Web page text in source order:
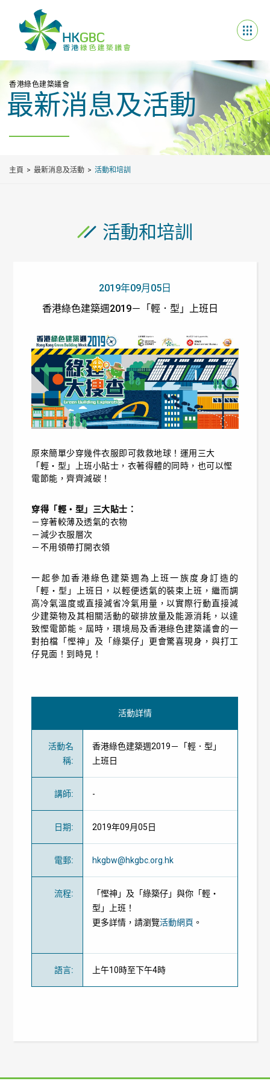
香港綠色建築議會
最新消息及活動
主頁 最新消息及活動 活動和培訓
活動和培訓
2019年09月05日
香港綠色建築週2019－「輕．型」上班日
原來簡單少穿幾件衣服即可救救地球！運用三大
「輕‧型」上班小貼士，衣著得體的同時，也可以慳
電節能，齊齊減碳！
穿得「輕‧型」三大貼士：
－穿著較薄及透氣的衣物
－減少衣服層次
－不用領帶打開衣領
一起參加香港綠色建築週為上班一族度身訂造的
「輕‧型」上班日，以輕便透氣的裝束上班，繼而調
高冷氣溫度或直接減省冷氣用量，以實際行動直接減
少建築物及其相關活動的碳排放量及能源消耗，以達
致慳電節能。屆時，環境局及香港綠色建築議會的一
對拍檔「慳神」及「綠築仔」更會驚喜現身，與打工
仔見面！到時見！
活動詳情
活動名
稱:
香港綠色建築週2019－「輕．型」
上班日
講師: -
日期: 2019年09月05日
電郵: hkgbw@hkgbc.org.hk
流程:
「慳神」及「綠築仔」與你「輕‧
型」上班！
更多詳情，請瀏覽活動網頁 。
語言: 上午10時至下午4時